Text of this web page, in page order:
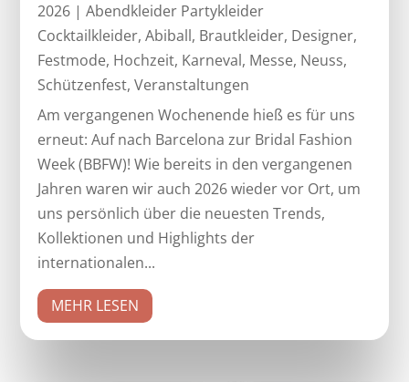
2026 |Abendkleider Partykleider
Cocktailkleider,Abiball, Brautkleider, Designer,
Festmode, Hochzeit, Karneval, Messe, Neuss,
Schützenfest,Veranstaltungen
Am vergangenen Wochenende hieß es für uns
erneut: Auf nach Barcelona zur Bridal Fashion
Week (BBFW)! Wie bereits in den vergangenen
Jahren waren wir auch 2026 wieder vor Ort, um
uns persönlich über die neuesten Trends,
Kollektionen und Highlights der
internationalen...
MEHR LESEN